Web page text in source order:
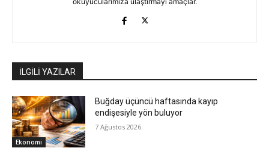
İLGİLİ YAZILAR
Ekonomi
Buğday üçüncü haftasında kayıp
endişesiyle yön buluyor
7 Ağustos 2026